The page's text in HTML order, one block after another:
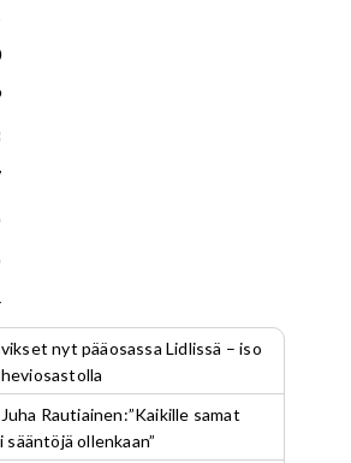
nyt pääosassa Lidlissä – iso
Rautiainen:”Kaikille samat
ollenkaan”